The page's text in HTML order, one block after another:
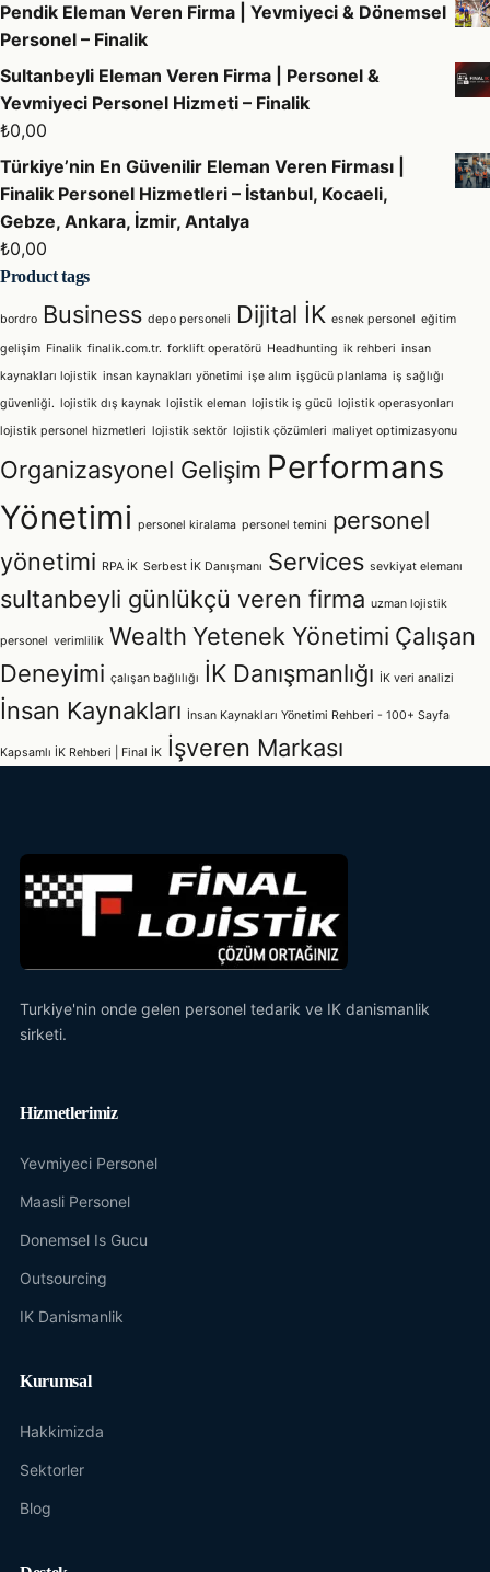
Pendik Eleman Veren Firma | Yevmiyeci & Dönemsel
Personel – Finalik
Sultanbeyli Eleman Veren Firma | Personel &
Yevmiyeci Personel Hizmeti – Finalik
₺0,00
Türkiye’nin En Güvenilir Eleman Veren Firması |
Finalik Personel Hizmetleri – İstanbul, Kocaeli,
Gebze, Ankara, İzmir, Antalya
₺0,00
Product tags
bordro Business depo personeli Dijital İK esnek personel eğitim
gelişim Finalik finalik.com.tr. forklift operatörü Headhunting ik rehberi insan
kaynakları lojistik insan kaynakları yönetimi işe alım işgücü planlama iş sağlığı
güvenliği. lojistik dış kaynak lojistik eleman lojistik iş gücü lojistik operasyonları
lojistik personel hizmetleri lojistik sektör lojistik çözümleri maliyet optimizasyonu
Organizasyonel Gelişim Performans
Yönetimi personel kiralama personel temini personel
yönetimi RPA İK Serbest İK Danışmanı Services sevkiyat elemanı
sultanbeyli günlükçü veren firma uzman lojistik
personel verimlilik Wealth Yetenek Yönetimi Çalışan
Deneyimi çalışan bağlılığı İK Danışmanlığı İK veri analizi
İnsan Kaynakları İnsan Kaynakları Yönetimi Rehberi - 100+ Sayfa
Kapsamlı İK Rehberi | Final İK İşveren Markası
Turkiye'nin onde gelen personel tedarik ve IK danismanlik
sirketi.
Hizmetlerimiz
Yevmiyeci Personel
Maasli Personel
Donemsel Is Gucu
Outsourcing
IK Danismanlik
Kurumsal
Hakkimizda
Sektorler
Blog